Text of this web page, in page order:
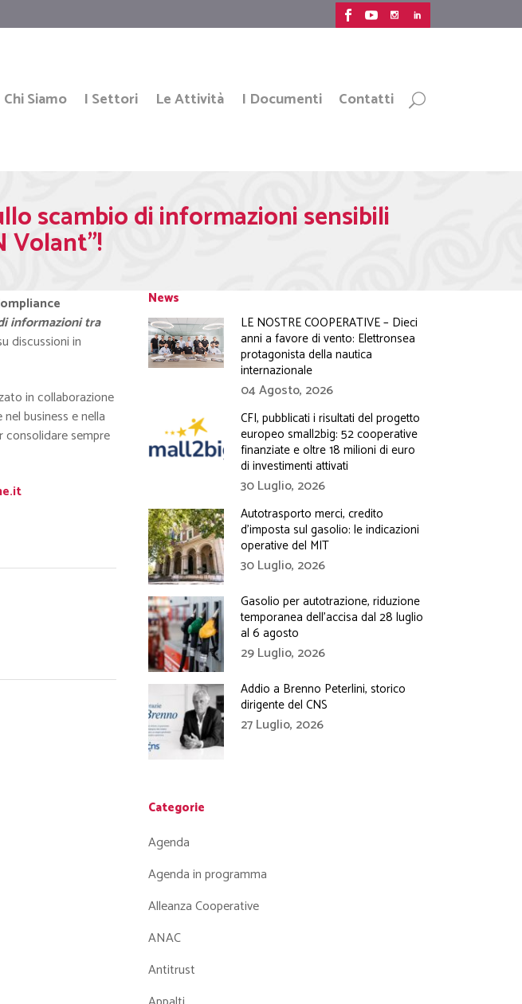
Chi Siamo I Settori Le Attività I Documenti Contatti
scambio di informazioni sensibili
Volant”!
informazioni tra
discussioni in
in collaborazione
business e nella
consolidare sempre
News
LE NOSTRE COOPERATIVE – Dieci
anni a favore di vento: Elettronsea
protagonista della nautica
internazionale
04 Agosto, 2026
CFI, pubblicati i risultati del progetto
europeo small2big: 52 cooperative
finanziate e oltre 18 milioni di euro
di investimenti attivati
30 Luglio, 2026
Autotrasporto merci, credito
d’imposta sul gasolio: le indicazioni
operative del MIT
30 Luglio, 2026
Gasolio per autotrazione, riduzione
temporanea dell’accisa dal 28 luglio
al 6 agosto
29 Luglio, 2026
Addio a Brenno Peterlini, storico
dirigente del CNS
27 Luglio, 2026
Categorie
Agenda
Agenda in programma
Alleanza Cooperative
ANAC
Antitrust